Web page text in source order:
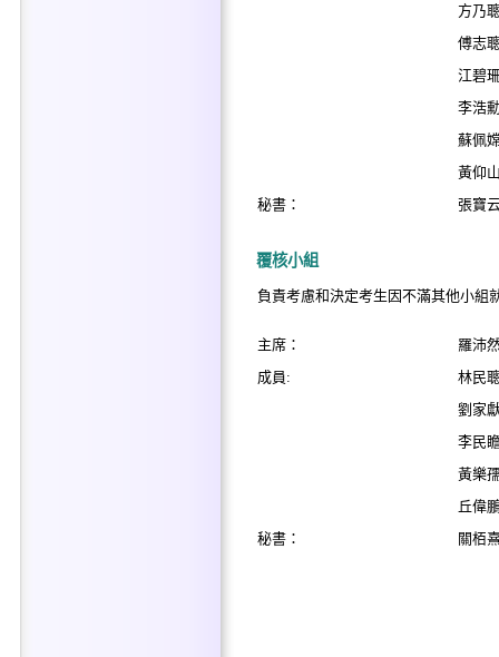
方乃
傅志
江碧
李浩
蘇佩
黃仰
秘書：
張寶
覆核小組
負責考慮和決定考生因不滿其他小組
主席：
羅沛
成員:
林民
劉家
李民
黃樂
丘偉
秘書：
關栢